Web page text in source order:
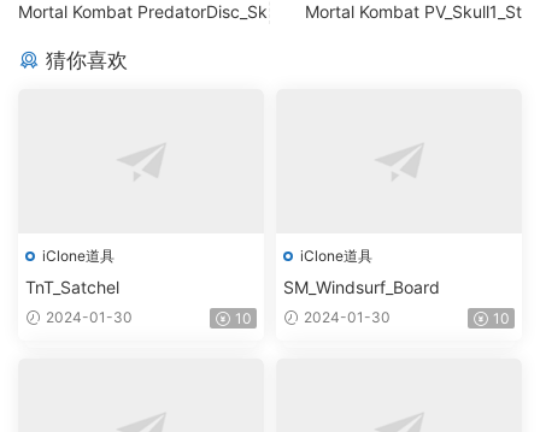
Mortal Kombat PredatorDisc_Sk Mortal Kombat PV_Skull1_St
猜你喜欢
iClone道具
TnT_Satchel
2024-01-30 10
iClone道具
SM_Windsurf_Board
2024-01-30 10